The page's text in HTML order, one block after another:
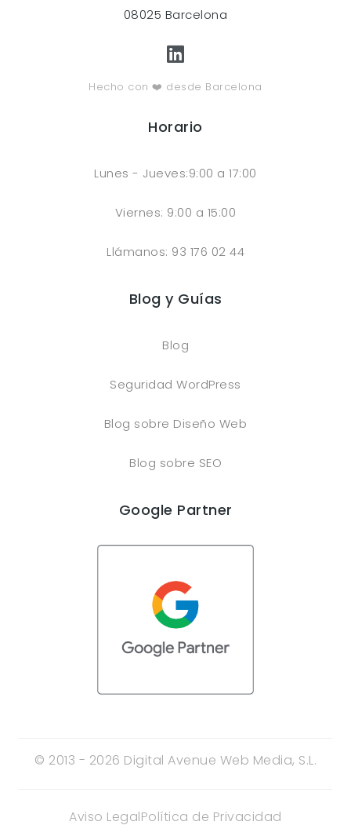
08025 Barcelona
Hecho con ❤️ desde Barcelona
Horario
Lunes - Jueves:9:00 a 17:00
Viernes: 9:00 a 15:00
Llámanos: 93 176 02 44
Blog y Guías
Blog
Seguridad WordPress
Blog sobre Diseño Web
Blog sobre SEO
Google Partner
© 2013 - 2026 Digital Avenue Web Media, S.L.
Aviso LegalPolítica de Privacidad